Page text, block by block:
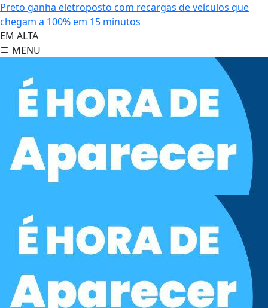
Preto ganha eletroposto com recargas de veículos que
chegam a 100% em 15 minutos
EM ALTA
MENU